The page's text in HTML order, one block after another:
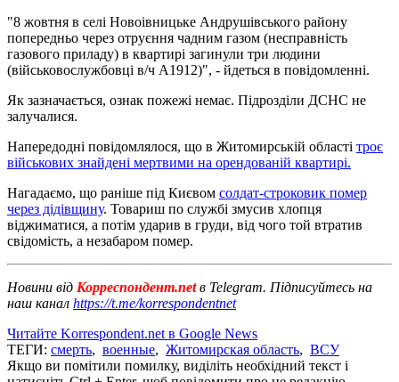
"8 жовтня в селі Новоівницьке Андрушівського району
попередньо через отруєння чадним газом (несправність
газового приладу) в квартирі загинули три людини
(військовослужбовці в/ч А1912)", - йдеться в повідомленні.
Як зазначається, ознак пожежі немає. Підрозділи ДСНС не
залучалися.
Напередодні повідомлялося, що в Житомирській області троє
військових знайдені мертвими на орендованій квартирі.
Нагадаємо, що раніше під Києвом солдат-строковик помер
через дідівщину. Товариш по службі змусив хлопця
віджиматися, а потім ударив в груди, від чого той втратив
свідомість, а незабаром помер.
Новини від Корреспондент.netв Telegram. Підписуйтесь на
наш канал https://t.me/korrespondentnet
Читайте Korrespondent.net в Google News
ТЕГИ: смерть, военные, Житомирская область, ВСУ
Якщо ви помітили помилку, виділіть необхідний текст і